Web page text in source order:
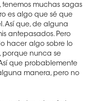
muchas sagas
es algo que sé que
Así que, de alguna
antepasados. Pero
hacer algo sobre lo
porque nunca se
que probablemente
manera, pero no